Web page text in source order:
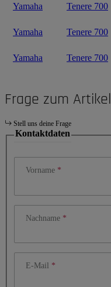
Yamaha Tenere 700
Yamaha Tenere 700
Yamaha Tenere 700
Frage zum Artikel
Stell uns deine Frage
Kontaktdaten
Vorname
Nachname
E-Mail